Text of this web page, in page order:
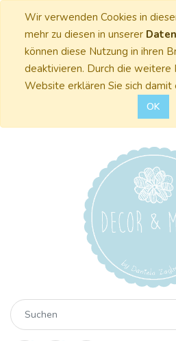
Wir verwenden Cookies in
mehr zu diesen in unserer
können diese Nutzung in ihren
deaktivieren. Durch die weitere
Website erklären Sie sich damit
OK